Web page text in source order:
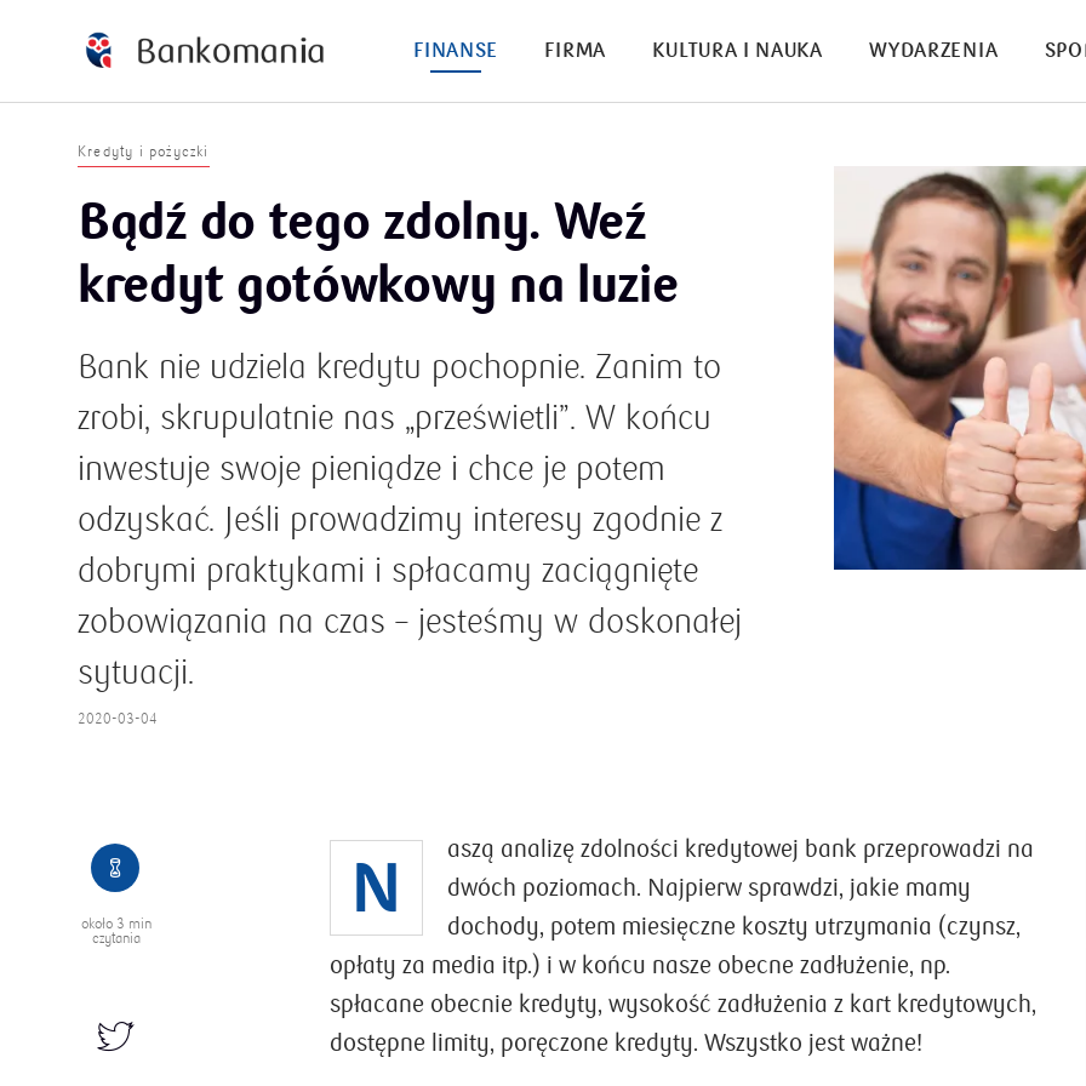
FINANSE FIRMA KULTURA I NAUKA WYDARZENIA
Kredyty i pożyczki
Bądź do tego zdolny. Weź
kredyt gotówkowy na luzie
Bank nie udziela kredytu pochopnie. Zanim to
zrobi, skrupulatnie nas „prześwietli”. W końcu
inwestuje swoje pieniądze i chce je potem
odzyskać. Jeśli prowadzimy interesy zgodnie z
dobrymi praktykami i spłacamy zaciągnięte
zobowiązania na czas – jesteśmy w doskonałej
sytuacji.
2020-03-04
około 3 min
czytania
N
aszą analizę zdolności kredytowej bank przeprowadzi na
dwóch poziomach. Najpierw sprawdzi, jakie mamy
dochody, potem miesięczne koszty utrzymania (czynsz,
opłaty za media itp.) i w końcu nasze obecne zadłużenie, np.
spłacane obecnie kredyty, wysokość zadłużenia z kart kredytowych,
dostępne limity, poręczone kredyty. Wszystko jest ważne!
Otwarcie sklepu
internetowego stało się
łatwiejsze niż kiedykolwiek
wcześniej
5 lat BLIKA – 353 mln
transakcji o wartości 47 mld
zł
W lutym mija 5 lat od udostępnienia systemu
płatności mobilnych BLIK. Przez ten czas stał się